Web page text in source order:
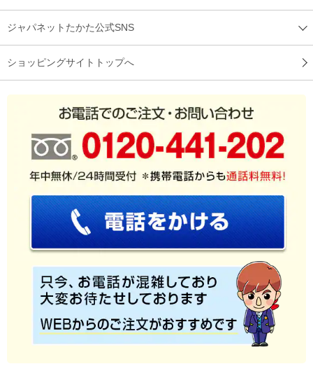
ジャパネットたかた公式SNS
ショッピングサイトトップへ